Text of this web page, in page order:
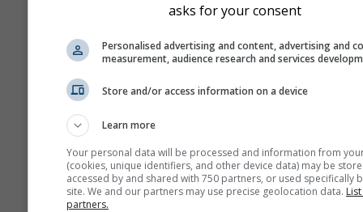
jelennek meg. 6 hónapnál
hosszabb időszak esetén
aggregációk láthatók.
Nyers adatokat is
velünk (
A Vigo helyére vonatkozó,
rendelkezésre álló órás
asks for your consent
Personalised advertising and content, advertising and
measurement, audience research and services
Store and/or access information on a device
Learn more
Your personal data will be processed and information from
(cookies, unique identifiers, and other device data) may be
accessed by and shared with 750 partners, or used specifically
site. We and our partners may use precise geolocation data.
partners.